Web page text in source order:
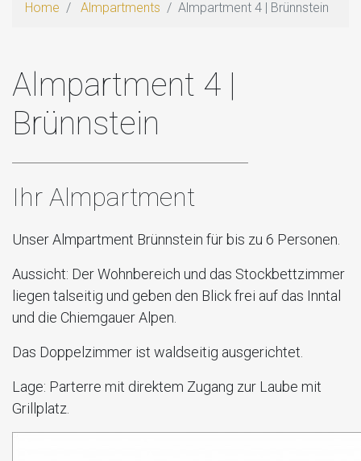
Home Almpartments Almpartment 4 | Brünnstein
Almpartment 4 |
Brünnstein
Ihr Almpartment
Unser Almpartment Brünnstein für bis zu 6 Personen.
Aussicht: Der Wohnbereich und das Stockbettzimmer
liegen talseitig und geben den Blick frei auf das Inntal
und die Chiemgauer Alpen.
Das Doppelzimmer ist waldseitig ausgerichtet.
Lage: Parterre mit direktem Zugang zur Laube mit
Grillplatz.